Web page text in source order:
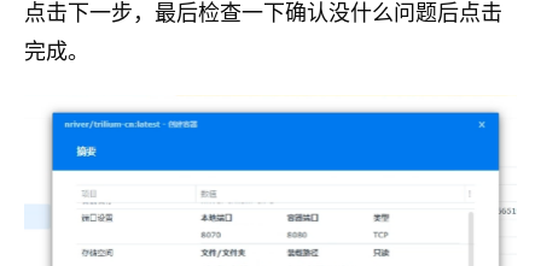
点击下一步，最后检查一下确认没什么问题后点击
完成。